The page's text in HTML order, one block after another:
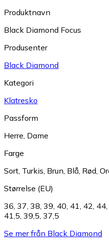
Produktnavn
Black Diamond Focus
Produsenter
Black Diamond
Kategori
Klatresko
Passform
Herre Dame
Farge
Sort Turkis Brun Blå Rød
Størrelse (EU)
36 37 38 39 40 41 42 44
41,5 39,5 37,5
Se mer från Black Diamond